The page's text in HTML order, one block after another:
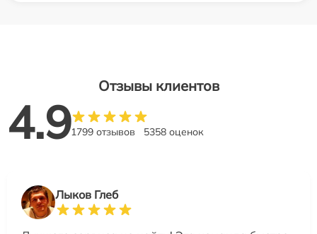
Отзывы клиентов
4.91799 отзывов 5358 оценок
Лыков Глеб